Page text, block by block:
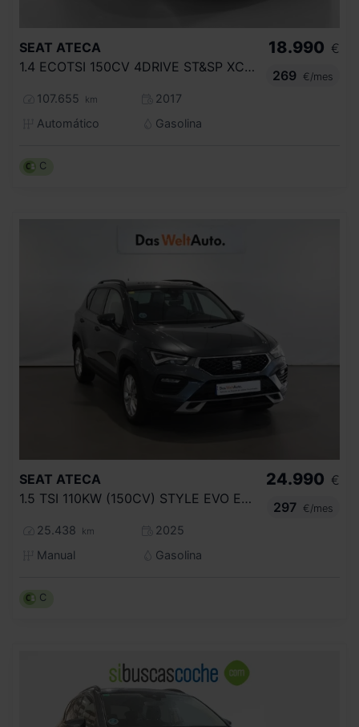
SEAT ATECA
1.4 ECOTSI 150CV 4DRIVE ST&SP XCELLENCE
107.655 km
2017
Automático
Gasolina
18.990 €
269
€/mes
C
SEAT ATECA
1.5 TSI 110KW (150CV) STYLE EVO EDITION
25.438 km
2025
Manual
Gasolina
24.990 €
297
€/mes
C